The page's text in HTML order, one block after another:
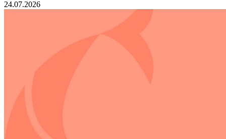
24.07.2026